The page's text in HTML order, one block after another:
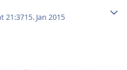
21:3715. Jan 2015